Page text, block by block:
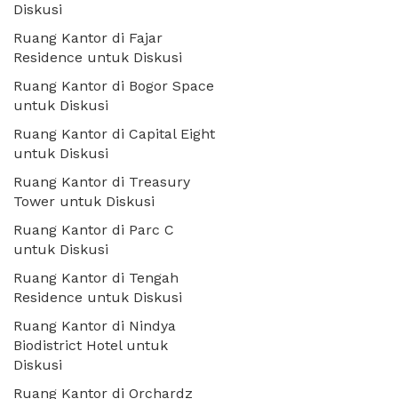
Diskusi
Ruang Kantor di Fajar
Residence untuk Diskusi
Ruang Kantor di Bogor Space
untuk Diskusi
Ruang Kantor di Capital Eight
untuk Diskusi
Ruang Kantor di Treasury
Tower untuk Diskusi
Ruang Kantor di Parc C
untuk Diskusi
Ruang Kantor di Tengah
Residence untuk Diskusi
Ruang Kantor di Nindya
Biodistrict Hotel untuk
Diskusi
Ruang Kantor di Orchardz